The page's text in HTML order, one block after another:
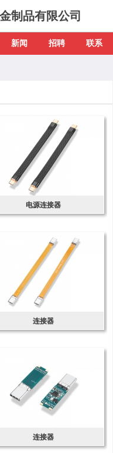
制品有限公司
新闻 招聘 联系
电源连接器
连接器
连接器